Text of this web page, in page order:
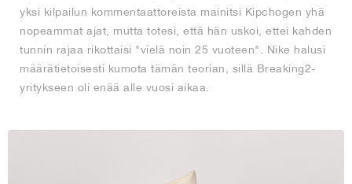
yksi kilpailun kommentaattoreista mainitsi Kipchogen yhä
nopeammat ajat, mutta totesi, että hän uskoi, ettei kahden
tunnin rajaa rikottaisi "vielä noin 25 vuoteen". Nike halusi
määrätietoisesti kumota tämän teorian, sillä Breaking2-
yritykseen oli enää alle vuosi aikaa.